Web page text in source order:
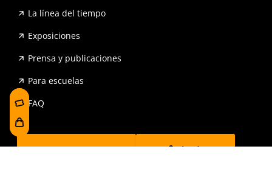
La línea del tiempo
Exposiciones
Prensa y publicaciones
Para escuelas
FAQ
Reserva Tienda